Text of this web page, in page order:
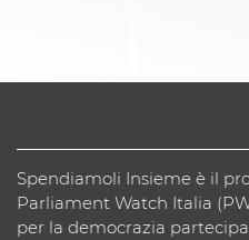
Spendiamoli Insieme è il
Parliament Watch Italia
per la democrazia